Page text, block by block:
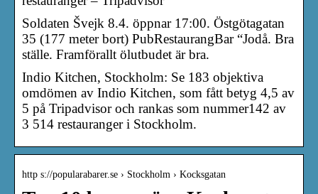
Soldaten Švejk 8.4. öppnar 17:00. Östgötagatan
35 (177 meter bort) PubRestaurangBar “Jodå. Bra
ställe. Framförallt ölutbudet är bra.
Indio Kitchen, Stockholm: Se 183 objektiva
omdömen av Indio Kitchen, som fått betyg 4,5 av
5 på Tripadvisor och rankas som nummer142 av
3 514 restauranger i Stockholm.
http s://popularabarer.se › Stockholm › Kocksgatan